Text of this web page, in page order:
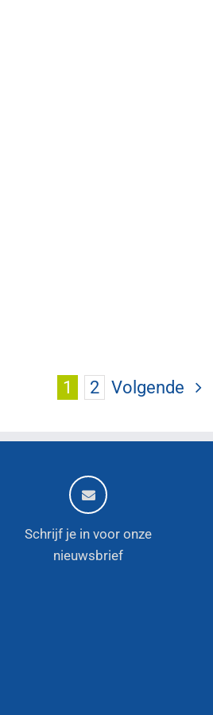
1 2 Volgende
Schrijf je in voor onze
nieuwsbrief